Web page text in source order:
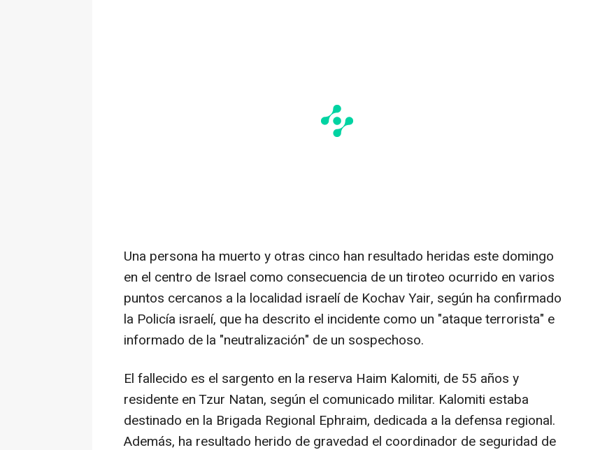
Una persona ha muerto y otras cinco han resultado heridas este domingo
en el centro de Israel como consecuencia de un tiroteo ocurrido en varios
puntos cercanos a la localidad israelí de Kochav Yair, según ha confirmado
la Policía israelí, que ha descrito el incidente como un "ataque terrorista" e
informado de la "neutralización" de un sospechoso.
El fallecido es el sargento en la reserva Haim Kalomiti, de 55 años y
residente en Tzur Natan, según el comunicado militar. Kalomiti estaba
destinado en la Brigada Regional Ephraim, dedicada a la defensa regional.
Además, ha resultado herido de gravedad el coordinador de seguridad de